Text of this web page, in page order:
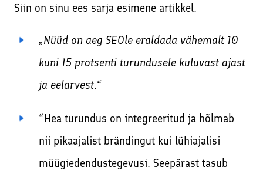
Siin on sinu ees sarja esimene artikkel.
„Nüüd on aeg SEOle eraldada vähemalt 10
kuni 15 protsenti turundusele kuluvast ajast
ja eelarvest.“
“Hea turundus on integreeritud ja hõlmab
nii pikaajalist brändingut kui lühiajalisi
müügiedendustegevusi. Seepärast tasub